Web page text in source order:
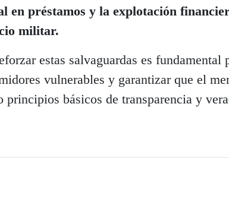
en préstamos y la explotación
militar.
estas salvaguardas es fundamental
vulnerables y garantizar que el
principios básicos de transparencia y